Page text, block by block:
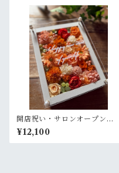
開店祝い・サロンオープン祝
い・退職祝い・結婚祝い【名
入れ】プリザーブドフラワー
アレンジ ウッドフレーム 白木
¥12,100